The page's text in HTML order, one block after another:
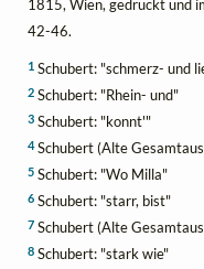
1815, Wien, gedruckt und
42-46.
1 Schubert: "schmerz- und
2 Schubert: "Rhein- und"
3 Schubert: "konnt'"
4Schubert (Alte
5 Schubert: "Wo Milla"
6 Schubert: "starr, bist"
7 Schubert (Alte
8 Schubert: "stark wie"